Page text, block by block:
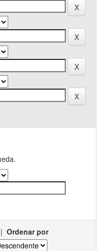
| Ordenar por